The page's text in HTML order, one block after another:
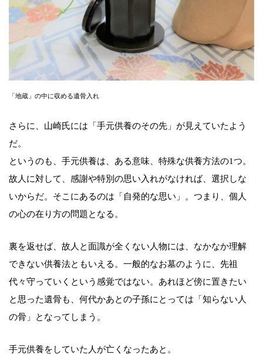
「地蔵」の中に収める遺骨入れ
さらに、山崎氏には「手元供養のその先」が見えていたよう
だ。
というのも、手元供養は、ある意味、特殊な供養方法の1つ。
故人に対して、感謝や特別の思い入れがなければ、選択しな
いからだ。そこにあるのは「自発的な思い」。つまり、個人
の心の在り方の問題となる。
裏を返せば、故人と面識が全くない人物には、なかなか理解
できない供養法ともいえる。一般的なお墓のように、先祖
代々守っていくという感覚ではない。あれほど傍に置きたい
と思った遺骨も、何代かあとの子孫にとっては「知らない人
の骨」となってしまう。
手元供養をしていた人が亡くなったあと。